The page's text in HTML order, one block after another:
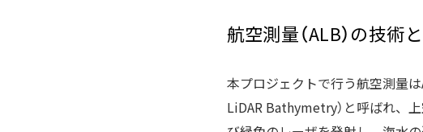
航空測量（ALB）の技術
本プロジェクトで行う航空測量は
LiDAR Bathymetry）と呼ばれ、